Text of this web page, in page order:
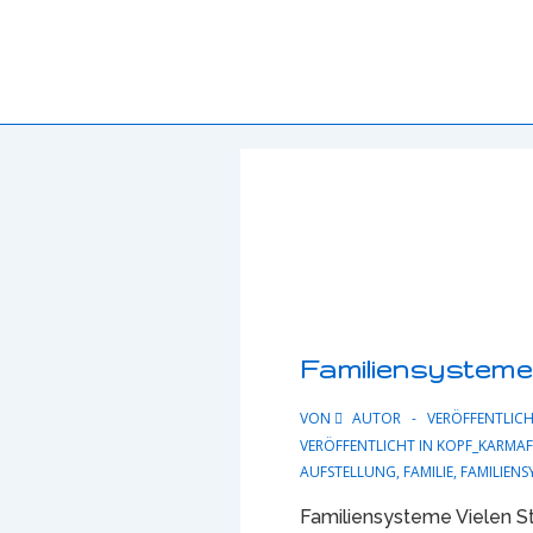
Familiensysteme
VON AUTOR
VERÖFFENTLICHT IN
AUFSTELLUNG,FAMILIE,
Familiensysteme Vielen